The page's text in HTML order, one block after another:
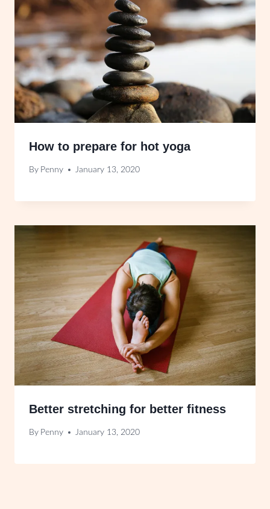
How to prepare for hot yoga
By Penny January 13, 2020
Better stretching for better fitness
By Penny January 13, 2020